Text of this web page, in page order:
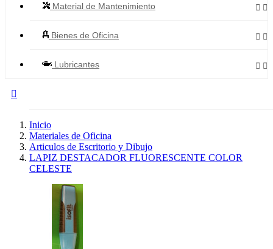
Material de Mantenimiento  
Bienes de Oficina  
Lubricantes  

Inicio
Materiales de Oficina
Articulos de Escritorio y Dibujo
LAPIZ DESTACADOR FLUORESCENTE COLOR
CELESTE